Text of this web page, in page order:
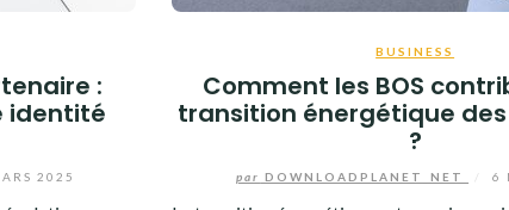
:
identité
2025
BUSINESS
Comment les BOS
transition énergétique
?
par DOWNLOADPLANET_NET 6